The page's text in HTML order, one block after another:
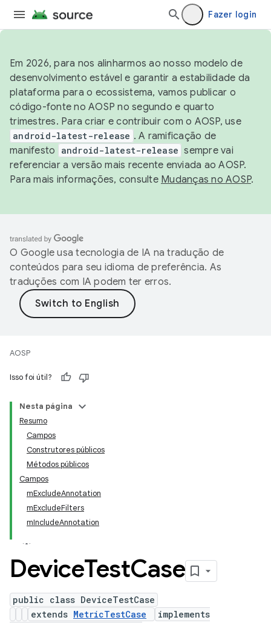
Fazer login
Em 2026, para nos alinharmos ao nosso modelo de
desenvolvimento estável e garantir a estabilidade da
plataforma para o ecossistema, vamos publicar o
código-fonte no AOSP no segundo e quarto
trimestres. Para criar e contribuir com o AOSP, use
android-latest-release . A ramificação de
manifesto
android-latest-release sempre vai
referenciar a versão mais recente enviada ao AOSP.
Para mais informações, consulte Mudanças no AOSP.
O Google usa tecnologia de IA na tradução de
conteúdos para seu idioma de preferência. As
traduções com IA podem ter erros.
AOSP
Isso foi útil?
Nesta página
Resumo
Campos
Construtores públicos
Métodos públicos
Campos
mExcludeAnnotation
mExcludeFilters
mIncludeAnnotation
DeviceTestCase
public class DeviceTestCase
extends MetricTestCase
implements